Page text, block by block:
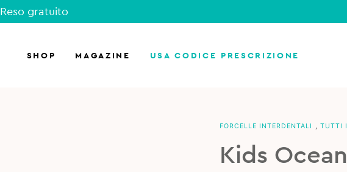
Reso gratuito
SHOP MAGAZINE USA CODICE PRESCRIZIONE
FORCELLE INTERDENTALI , TUTTI
Kids